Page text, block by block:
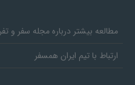
مطالعه بیشتر درباره مجله سفر و
ارتباط با تیم ایران همسفر